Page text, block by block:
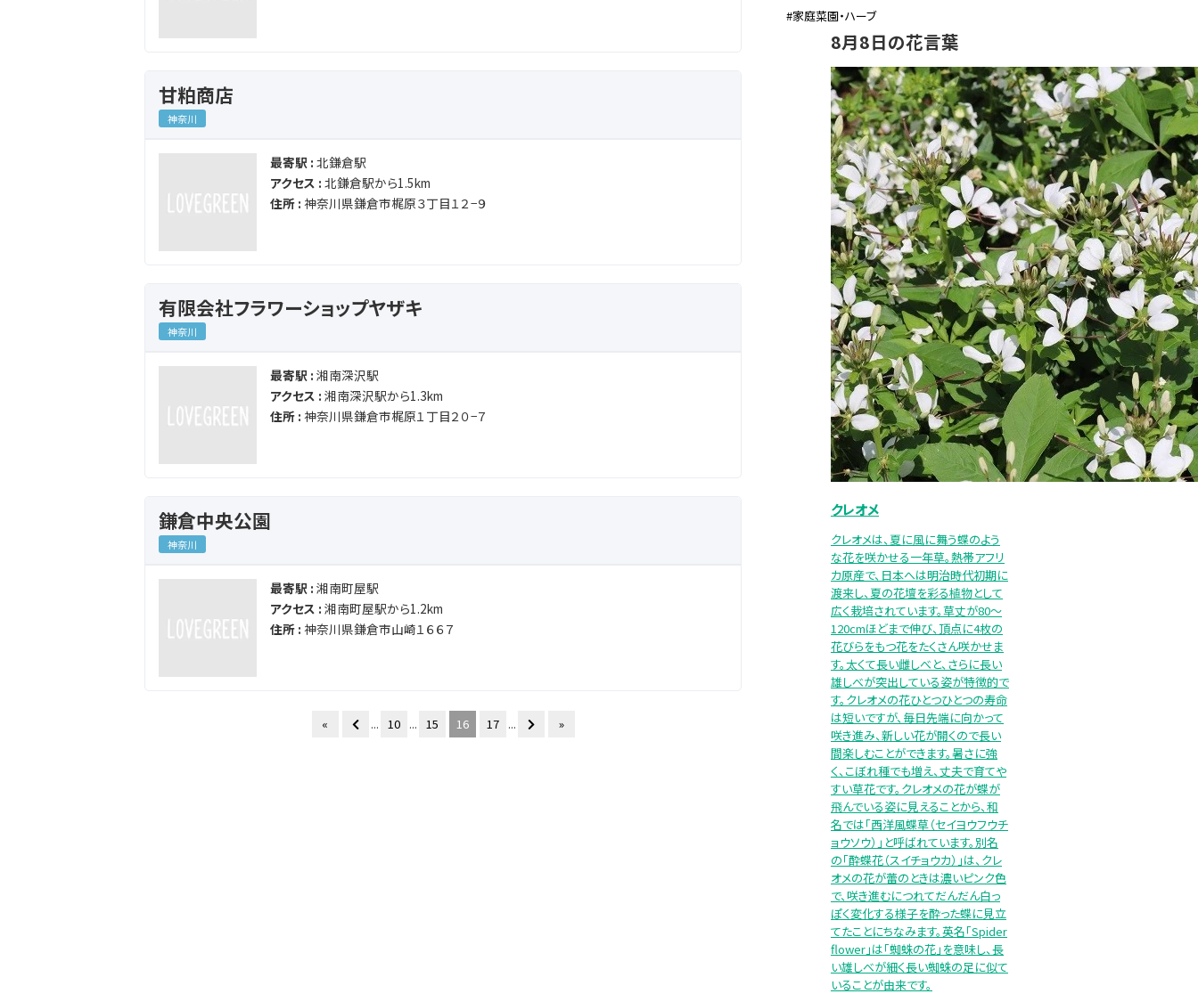
甘粕商店
神奈川
最寄駅 : 北鎌倉駅
アクセス : 北鎌倉駅から1.5km
住所 : 神奈川県鎌倉市梶原３丁目１２−９
有限会社フラワーショップヤザキ
神奈川
最寄駅 : 湘南深沢駅
アクセス : 湘南深沢駅から1.3km
住所 : 神奈川県鎌倉市梶原１丁目２０−７
鎌倉中央公園
神奈川
最寄駅 : 湘南町屋駅
アクセス : 湘南町屋駅から1.2km
住所 : 神奈川県鎌倉市山崎１６６７
« ... 10 ... 15 16 17 ... »
#家庭菜園・ハーブ
8月8日の花言葉
クレオメ
クレオメは、夏に風に舞う蝶のよう
な花を咲かせる一年草。熱帯アフリ
カ原産で、日本へは明治時代初期に
渡来し、夏の花壇を彩る植物として
広く栽培されています。草丈が80～
120cmほどまで伸び、頂点に4枚の
花びらをもつ花をたくさん咲かせま
す。太くて長い雌しべと、さらに長い
雄しべが突出している姿が特徴的で
す。クレオメの花ひとつひとつの寿命
は短いですが、毎日先端に向かって
咲き進み、新しい花が開くので長い
間楽しむことができます。暑さに強
く、こぼれ種でも増え、丈夫で育てや
すい草花です。クレオメの花が蝶が
飛んでいる姿に見えることから、和
名では「西洋風蝶草（セイヨウフウチ
ョウソウ）」と呼ばれています。別名
の「酔蝶花（スイチョウカ）」は、クレ
オメの花が蕾のときは濃いピンク色
で、咲き進むにつれてだんだん白っ
ぽく変化する様子を酔った蝶に見立
てたことにちなみます。英名「Spider
flower」は「蜘蛛の花」を意味し、長
い雄しべが細く長い蜘蛛の足に似て
いることが由来です。